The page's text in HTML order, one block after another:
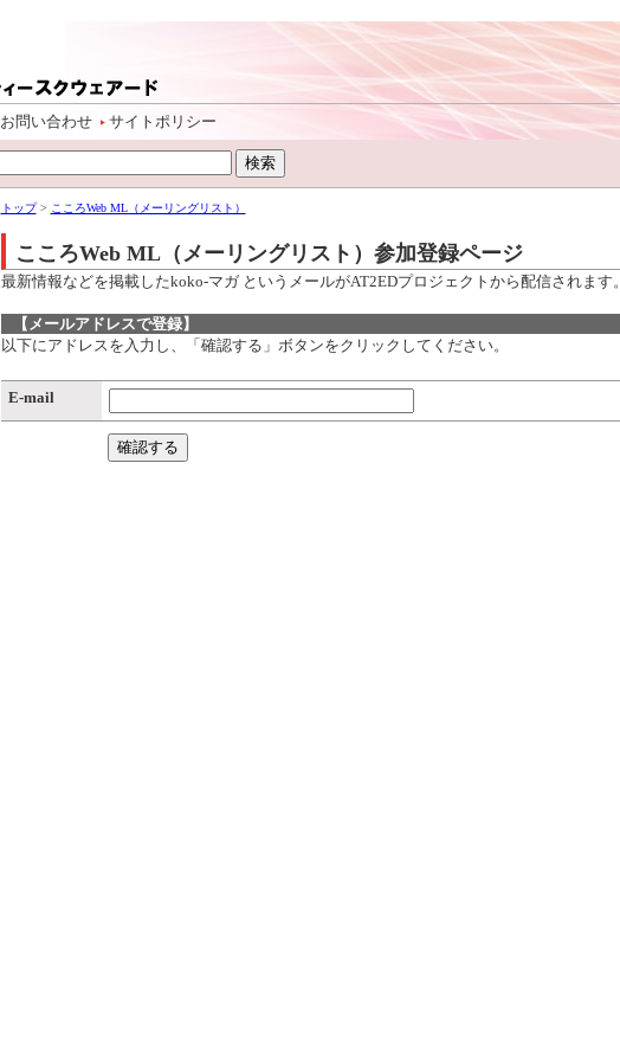
お問い合わせ サイトポリシー
トップ> こころWeb ML（メーリングリスト）
こころWeb ML（メーリングリスト）参加登録ページ
最新情報などを掲載したkoko-マガ というメールがAT2EDプロジェクトから配信されます。
【メールアドレスで登録】
以下にアドレスを入力し、「確認する」ボタンをクリックしてください。
E-mail